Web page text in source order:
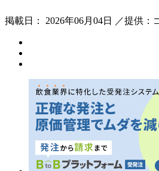
掲載日： 2026年06月04日 ／提供：